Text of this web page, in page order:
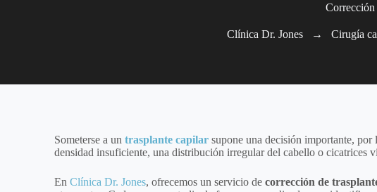
Corrección
Clínica Dr. Jones→ Cirugía
Someterse a untrasplante capilar supone una decisión importante,
densidad insuficiente, una distribución irregular del cabello o cicatrices
EnClínica Dr. Jones,ofrecemos un servicio decorrección de